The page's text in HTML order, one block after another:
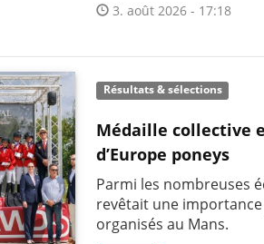
3. août 2026 - 17:18
Résultats & sélections
Médaille collective
d’Europe poneys
Parmi les nombreuses
revêtait une
organisés au Mans.